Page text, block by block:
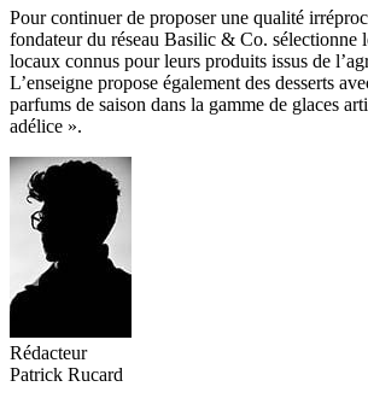
Pour continuer de proposer une qualité
fondateur du réseau Basilic & Co. sélectionne
locaux connus pour leurs produits issus de
L’enseigne propose également des desserts
parfums de saison dans la gamme de glaces
adélice ».
Rédacteur
Patrick Rucard